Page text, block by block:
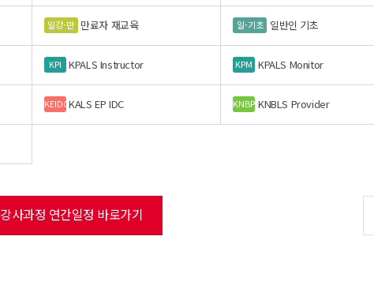
일강-만 만료자 재교육 일-기초 일반인 기초
KPI KPALS Instructor KPM KPALS Monitor
KEIDCKALS EP IDC KNBP KNBLS Provider
강사과정 연간일정 바로가기